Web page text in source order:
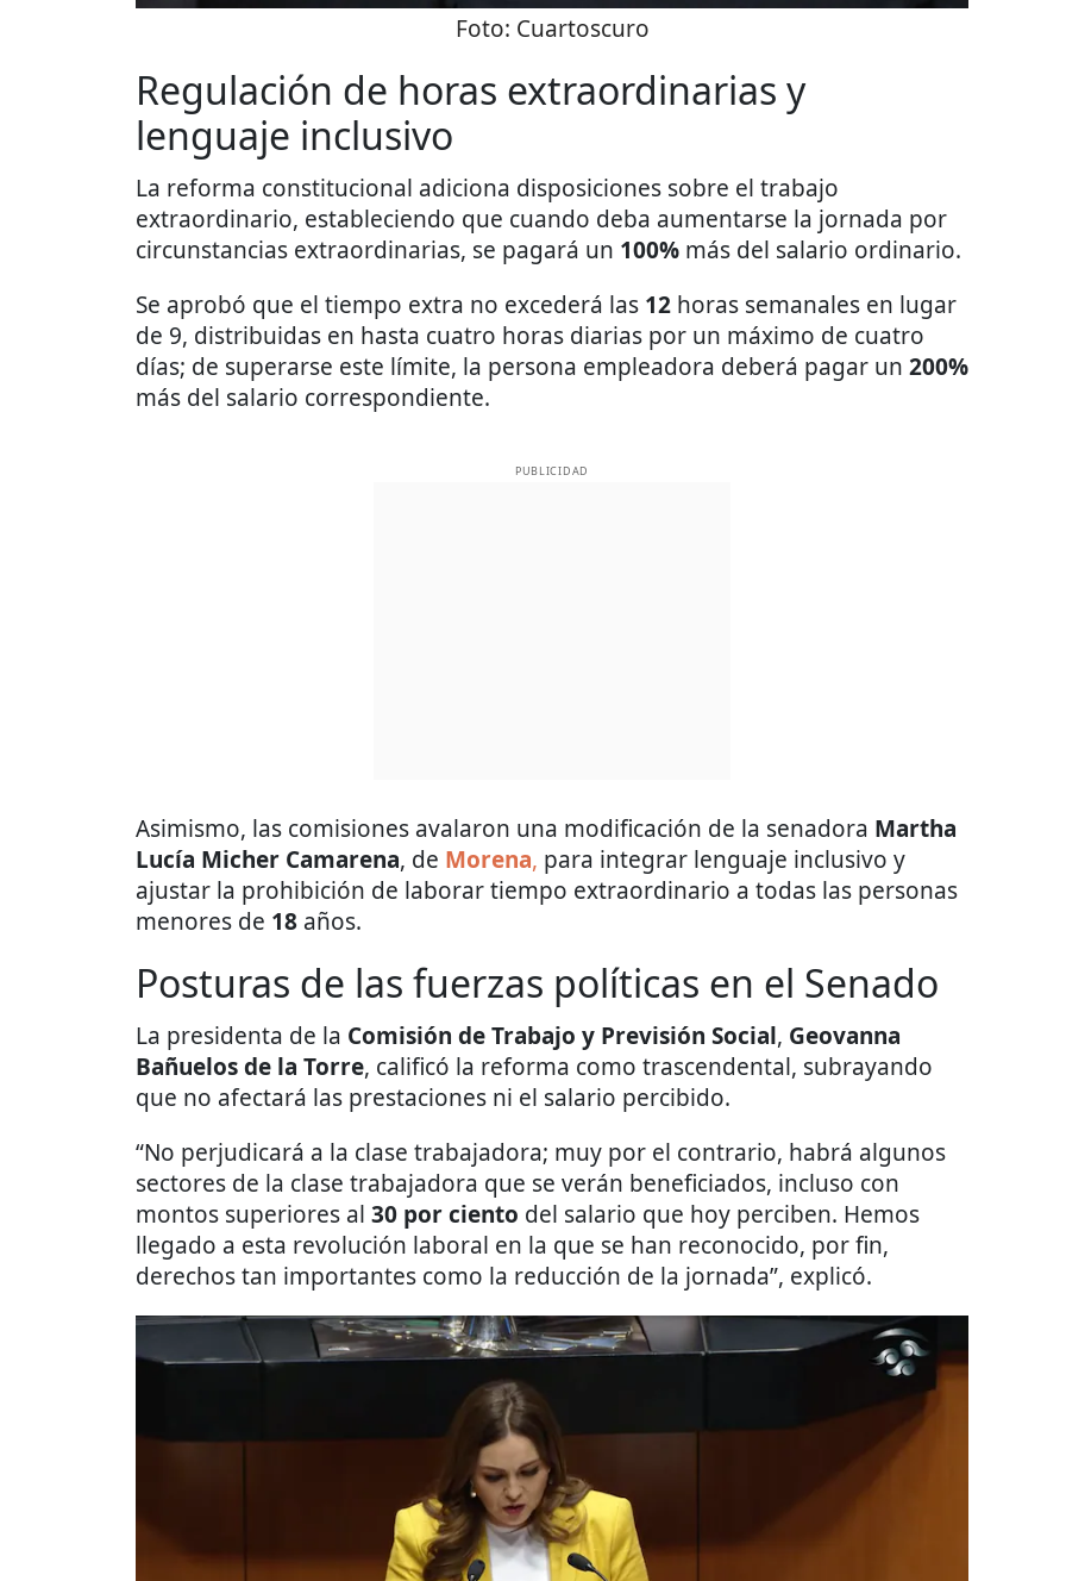
Foto: Cuartoscuro
Regulación de horas extraordinarias y
lenguaje inclusivo
La reforma constitucional adiciona disposiciones sobre el trabajo
extraordinario, estableciendo que cuando deba aumentarse la jornada por
circunstancias extraordinarias, se pagará un 100% más del salario ordinario.
Se aprobó que el tiempo extra no excederá las 12 horas semanales en lugar
de 9, distribuidas en hasta cuatro horas diarias por un máximo de cuatro
días; de superarse este límite, la persona empleadora deberá pagar un 200%
más del salario correspondiente.
PUBLICIDAD
Asimismo, las comisiones avalaron una modificación de la senadora Martha
Lucía Micher Camarena, de Morena, para integrar lenguaje inclusivo y
ajustar la prohibición de laborar tiempo extraordinario a todas las personas
menores de 18 años.
Posturas de las fuerzas políticas en el Senado
La presidenta de la Comisión de Trabajo y Previsión Social, Geovanna
Bañuelos de la Torre, calificó la reforma como trascendental, subrayando
que no afectará las prestaciones ni el salario percibido.
“No perjudicará a la clase trabajadora; muy por el contrario, habrá algunos
sectores de la clase trabajadora que se verán beneficiados, incluso con
montos superiores al 30 por ciento del salario que hoy perciben. Hemos
llegado a esta revolución laboral en la que se han reconocido, por fin,
derechos tan importantes como la reducción de la jornada”, explicó.